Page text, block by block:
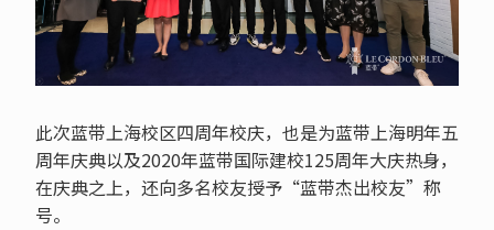
此次蓝带上海校区四周年校庆，也是为蓝带上海明年五
周年庆典以及2020年蓝带国际建校125周年大庆热身，
在庆典之上，还向多名校友授予“蓝带杰出校友”称
号。